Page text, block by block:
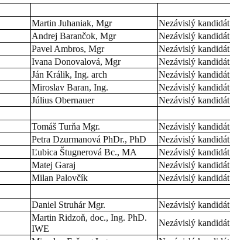
Martin Juhaniak, Mgr Nezávislý kandidát
Andrej Barančok, Mgr Nezávislý kandidát
Pavel Ambros, Mgr Nezávislý kandidát
Ivana Donovalová, Mgr Nezávislý kandidát
Ján Králik, Ing. arch Nezávislý kandidát
Miroslav Baran, Ing. Nezávislý kandidát
Július Obernauer Nezávislý kandidát
Tomáš Turňa Mgr. Nezávislý kandidát
Petra Dzurmanová PhDr., PhD Nezávislý kandidát
Ľubica Štugnerová Bc., MA Nezávislý kandidát
Matej Garaj Nezávislý kandidát
Milan Palovčík Nezávislý kandidát
Daniel Struhár Mgr. Nezávislý kandidát
Martin Ridzoň, doc., Ing. PhD.
IWE
Nezávislý kandidát